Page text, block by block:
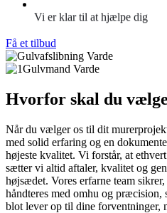
Vi er klar til at hjælpe dig
Få et tilbud
Hvorfor skal du
Når du vælger os til dit
med solid erfaring og en
højeste kvalitet. Vi forstår, at
sætter vi altid aftaler, kvalitet og
højsædet. Vores erfarne team
håndteres med omhu og præcision,
blot lever op til dine forventninger,